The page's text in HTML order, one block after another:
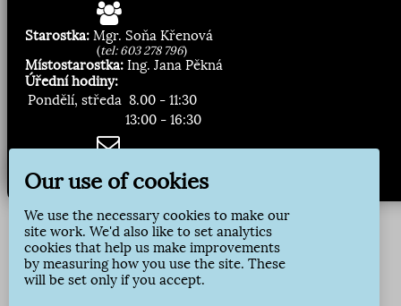
Starostka: Mgr. Soňa Křenová
(tel: 603 278 796)
Místostarostka: Ing. Jana Pěkná
Úřední hodiny:
Pondělí, středa 8.00 - 11:30
13:00 - 16:30
Přihlásit odběr
Our use of cookies
We use the necessary cookies to make our
site work. We'd also like to set analytics
cookies that help us make improvements
by measuring how you use the site. These
will be set only if you accept.